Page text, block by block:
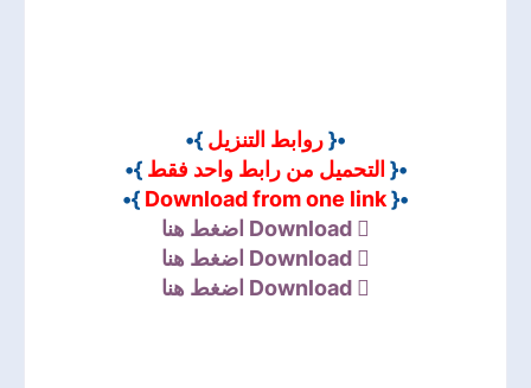
•{روابط التنزيل }•
•{ التحميل من رابط واحد فقط }•
•{
Download from one link
}•
Download اضغط هنا
Download اضغط هنا
Download اضغط هنا